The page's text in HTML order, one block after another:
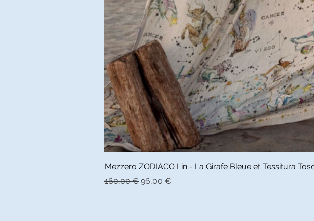
Mezzero ZODIACO Lin - La Girafe Bleue et Tessitura
Prix original
160,00 € Prix promotionnel
96,00 €